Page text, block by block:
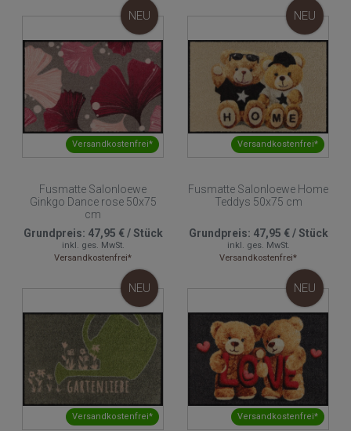
Versandkostenfrei*
NEU
Fusmatte Salonloewe
Ginkgo Dance rose 50x75
cm
Grundpreis: 47,95 €/Stück
inkl. ges. MwSt.
Versandkostenfrei*
Versandkostenfrei*
NEU
Fusmatte Salonloewe Home
Teddys 50x75 cm
Grundpreis: 47,95 €/Stück
inkl. ges. MwSt.
Versandkostenfrei*
Versandkostenfrei*
NEU
Versandkostenfrei*
NEU